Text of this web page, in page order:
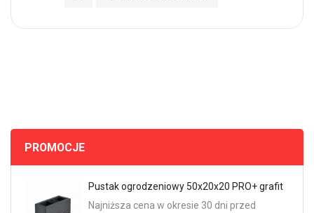
PROMOCJE
Pustak ogrodzeniowy 50x20x20 PRO+ grafit
Najniższa cena w okresie 30 dni przed